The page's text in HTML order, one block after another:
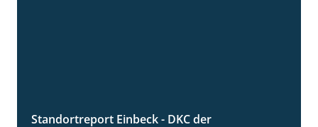
Standortreport Einbeck - DKC der